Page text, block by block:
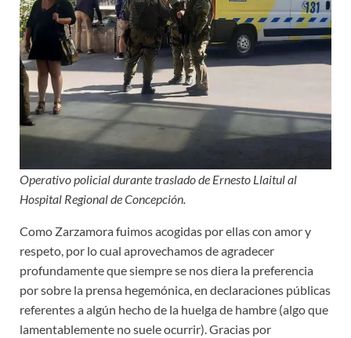
Operativo policial durante traslado de Ernesto Llaitul al
Hospital Regional de Concepción.
Como Zarzamora fuimos acogidas por ellas con amor y
respeto, por lo cual aprovechamos de agradecer
profundamente que siempre se nos diera la preferencia
por sobre la prensa hegemónica, en declaraciones públicas
referentes a algún hecho de la huelga de hambre (algo que
lamentablemente no suele ocurrir). Gracias por